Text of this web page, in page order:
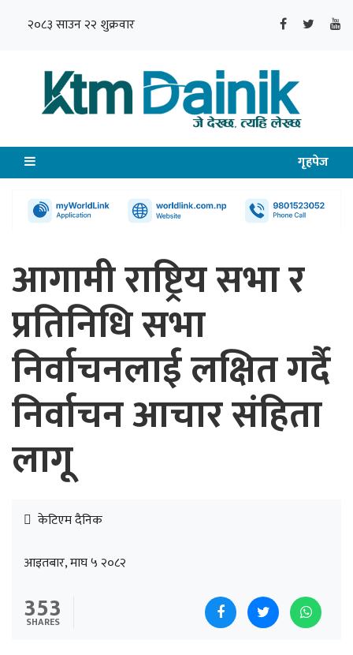
२०८३ साउन २२ शुक्रवार
गृहपेज
आगामी राष्ट्रिय सभा र
प्रतिनिधि सभा
निर्वाचनलाई लक्षित गर्दै
निर्वाचन आचार संहिता
लागू
केटिएम दैनिक
आइतबार, माघ ५ २०८२
353
SHARES